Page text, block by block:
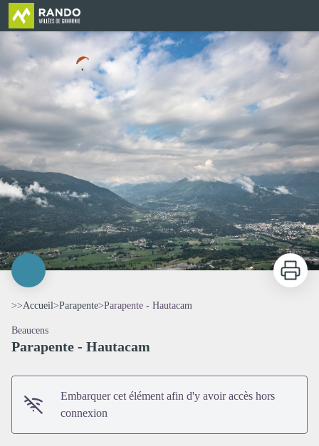
Parapente - Hautacam
Voir l'image en plein écran
Imprimer
>>Accueil>Parapente>Parapente - Hautacam
Beaucens
Parapente - Hautacam
Embarquer cet élément afin d'y avoir accès hors
connexion